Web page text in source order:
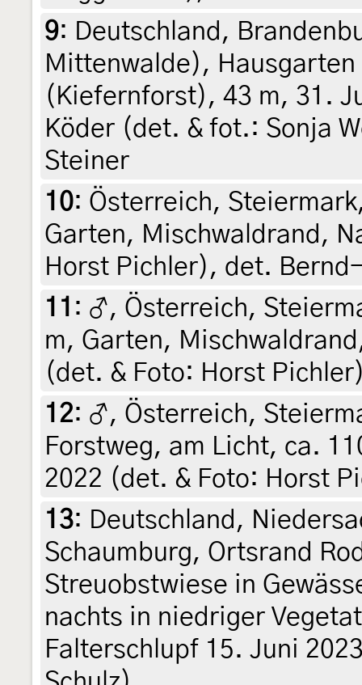
9: Deutschland,
Mittenwalde), Hausgarten
(Kiefernforst), 43 m, 31.
Köder (det. & fot.: Sonja
Steiner
10: Österreich,
Garten, Mischwaldrand,
Horst Pichler), det.
11 : ♂, Österreich,
m, Garten,
(det. & Foto: Horst
12: ♂, Österreich,
Forstweg, am Licht, ca.
2022 (det. & Foto: Horst
13: Deutschland,
Schaumburg, Ortsrand
Streuobstwiese in
nachts in niedriger
Falterschlupf 15. Juni